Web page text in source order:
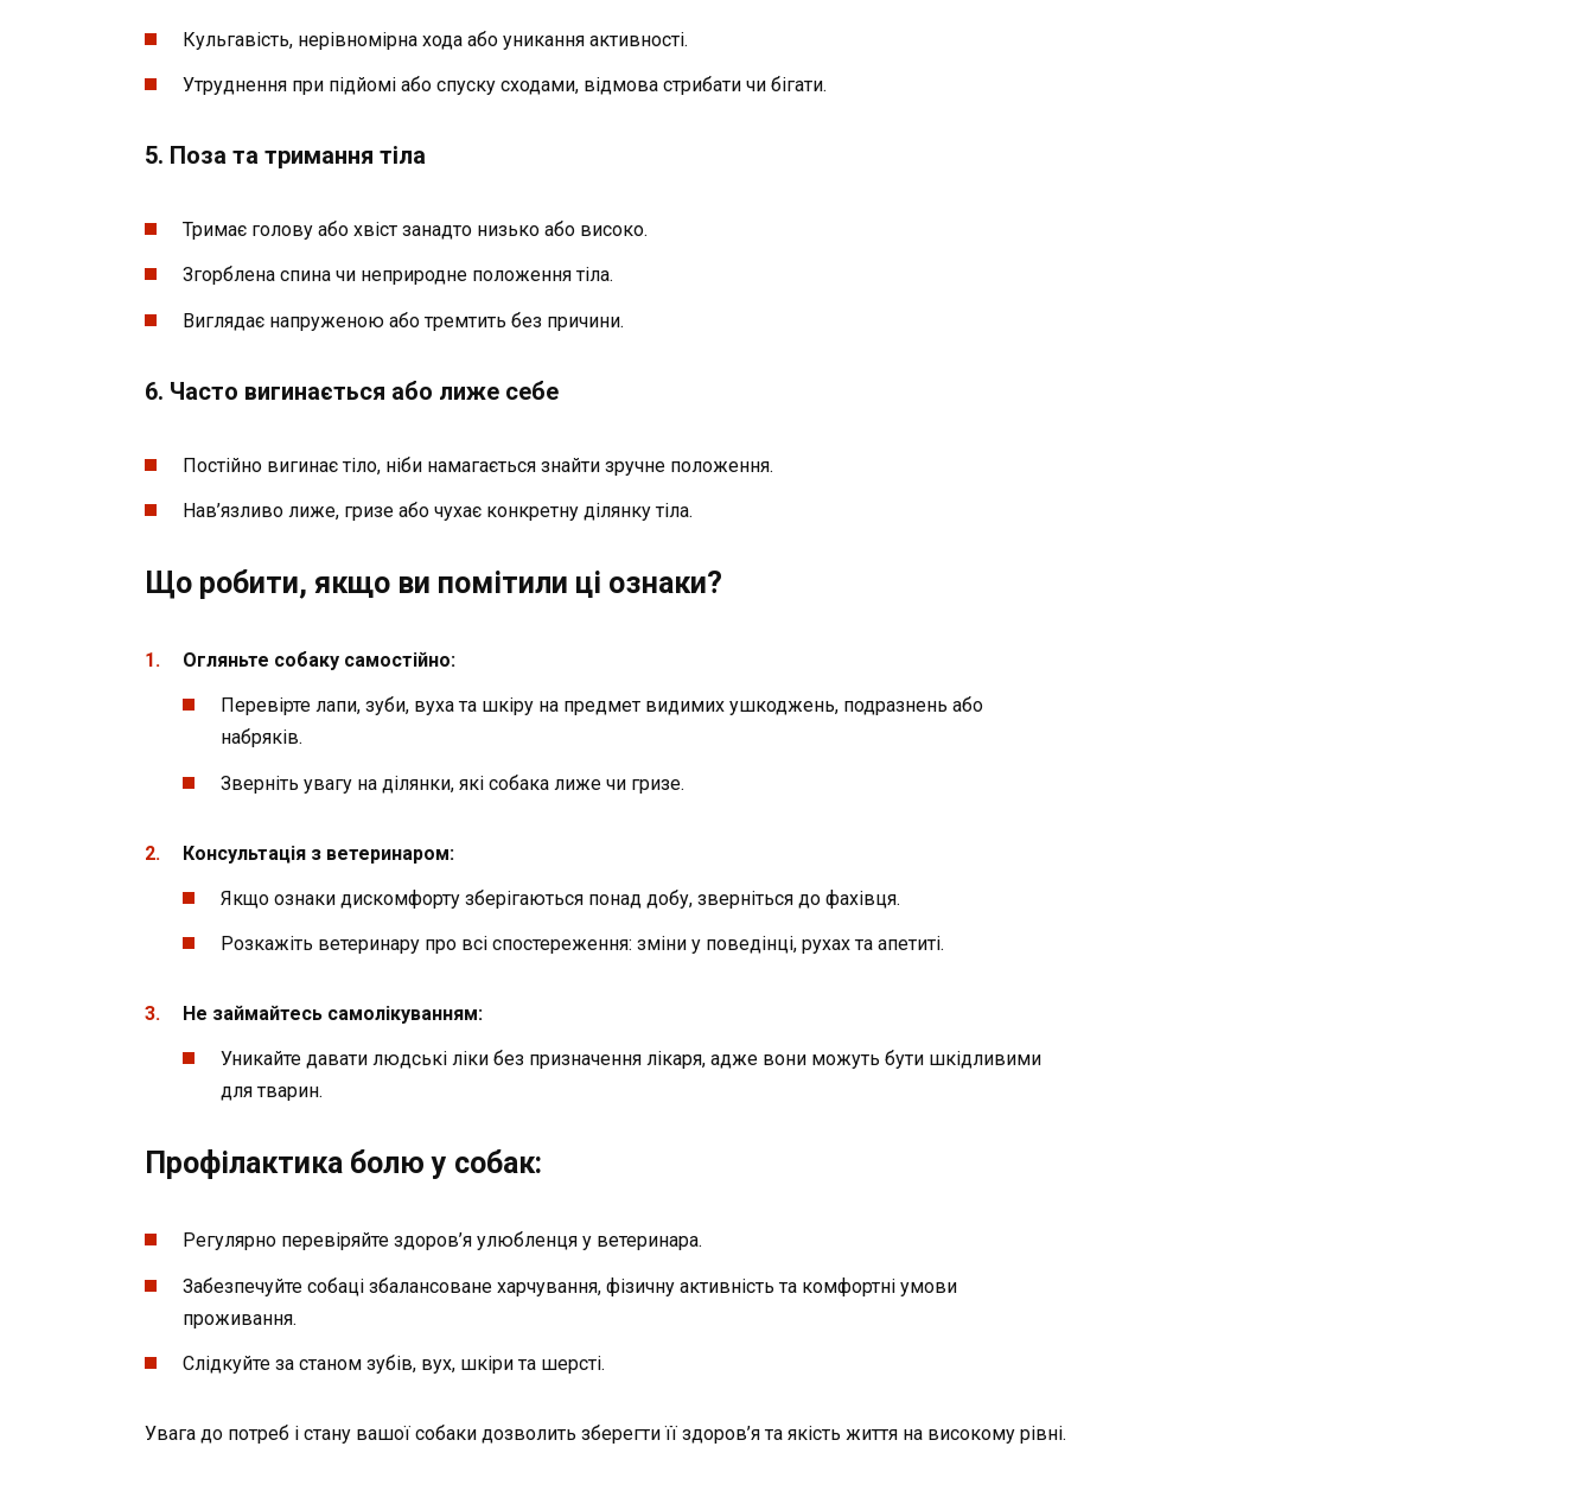
Кульгавість, нерівномірна хода або уникання активності.
Утруднення при підйомі або спуску сходами, відмова стрибати чи бігати.
5. Поза та тримання тіла
Тримає голову або хвіст занадто низько або високо.
Згорблена спина чи неприродне положення тіла.
Виглядає напруженою або тремтить без причини.
6. Часто вигинається або лиже себе
Постійно вигинає тіло, ніби намагається знайти зручне положення.
Нав’язливо лиже, гризе або чухає конкретну ділянку тіла.
Що робити, якщо ви помітили ці ознаки?
Огляньте собаку самостійно:
Перевірте лапи, зуби, вуха та шкіру на предмет видимих ушкоджень, подразнень або
набряків.
Зверніть увагу на ділянки, які собака лиже чи гризе.
Консультація з ветеринаром:
Якщо ознаки дискомфорту зберігаються понад добу, зверніться до фахівця.
Розкажіть ветеринару про всі спостереження: зміни у поведінці, рухах та апетиті.
Не займайтесь самолікуванням:
Уникайте давати людські ліки без призначення лікаря, адже вони можуть бути шкідливими
для тварин.
Профілактика болю у собак:
Регулярно перевіряйте здоров’я улюбленця у ветеринара.
Забезпечуйте собаці збалансоване харчування, фізичну активність та комфортні умови
проживання.
Слідкуйте за станом зубів, вух, шкіри та шерсті.
Увага до потреб і стану вашої собаки дозволить зберегти її здоров’я та якість життя на високому рівні.